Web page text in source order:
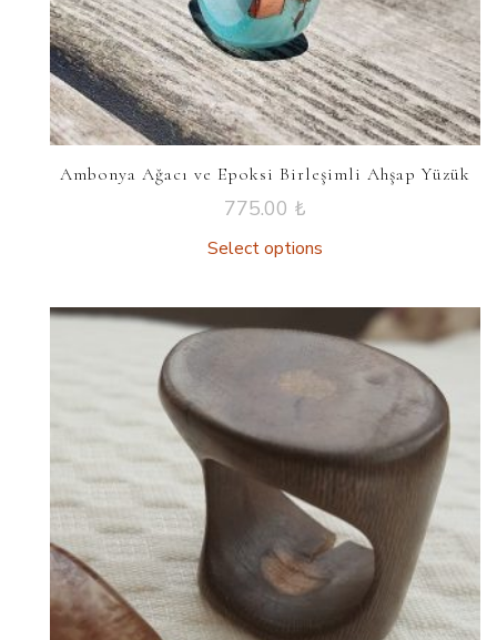
Ambonya Ağacı ve Epoksi Birleşimli Ahşap Yüzük
775.00 ₺
Select options